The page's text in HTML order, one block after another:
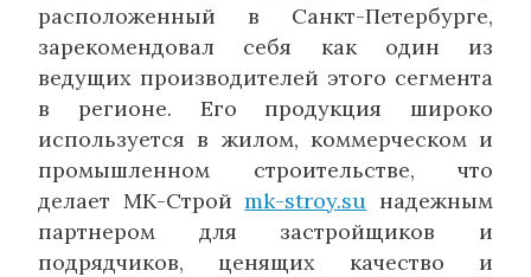
расположенный в Санкт-Петербурге,
зарекомендовал себя как один из
ведущих производителей этого сегмента
в регионе. Его продукция широко
используется в жилом, коммерческом и
промышленном строительстве, что
делает МК-Стройmk-stroy.su
надежным
партнером для застройщиков и
подрядчиков, ценящих качество и